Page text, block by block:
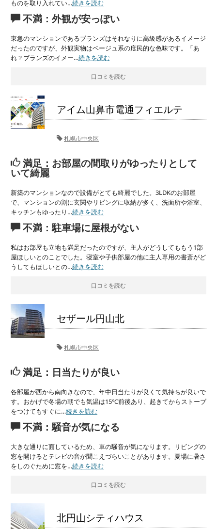
ものを取り入れてい…続きを読む
不満：外観が安っぽい
東急のマンションであるブランズはそれなりに高級感があるイメージ
だったのですが、外観実物はベージュ系の庶民的な色味です。「あ
れ？ブランズのイメー…続きを読む
口コミを読む
アイム山鼻市電通フィエルテ
札幌市中央区
満足：お部屋の間取りがゆったりとして
いて綺麗
新築のマンションなので設備がとても綺麗でした。3LDKのお部屋
で、マンションの割に玄関やリビングに収納が多く、洗面所や浴室、
キッチンもゆったり…続きを読む
不満：駐車場に屋根がない
私はお部屋も立地も満足だったのですが、主人がどうしてももう1部
屋ほしいとのことでした。寝室や子供部屋の他に主人専用の書斎がど
うしてもほしいとの…続きを読む
口コミを読む
セザール円山北
札幌市中央区
満足：日当たりが良い
各部屋が西から南向きなので、年中日当たりが良くて気持ちが良いで
す。おかげで冬場の朝でも気温は15℃前後あり、起きてからストーブ
をつけてもすぐに…続きを読む
不満：騒音が気になる
大きな通りに面しているため、車の騒音が気になります。リビングの
窓を開けるとテレビの音が聞こえづらいことがあります。夏場に暑さ
をしのぐために窓を…続きを読む
口コミを読む
北円山シティハウス